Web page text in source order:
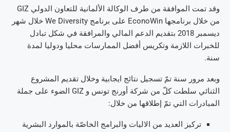
وقد تمت الموافقة من طرف الوكالة الألمانية للتعاون الدولي GIZ
من خلال برنامجها EconoWin على برنامج We Diversity خلال شهر
ديسمبر 2018 بتقديم الدعم المالي والمرافقة في شكل تبادل
للخبرات اللازمة وتكريس أفضل الممارسات محليا ودوليا لمدة
سنة.
وبعد مرور سنة تمّ تسجيل نتائج ايجابية وخلال تقديم المشروع
الثنائي سلطت كلّ من شركة أورنج تونس و GIZ الضوء على جملة
المبادرات التي تمّ إطلاقها من خلال:
تركيز العديد من الاليات والبرامج الخاصّة بالموارد البشرية